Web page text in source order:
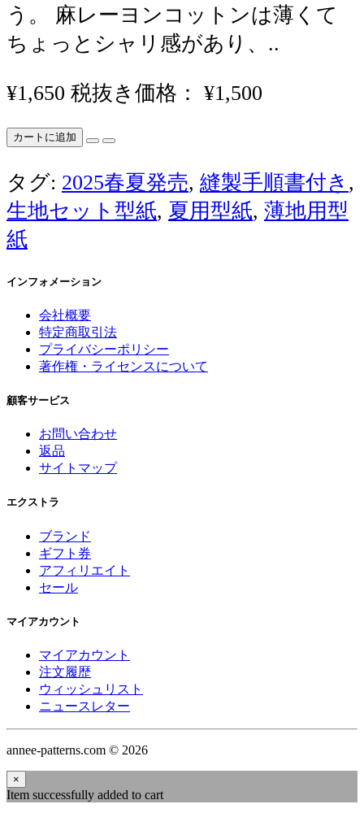
う。 麻レーヨンコットンは薄くて
ちょっとシャリ感があり、..
¥1,650 税抜き価格： ¥1,500
カートに追加
タグ: 2025春夏発売, 縫製手順書付き ,
生地セット型紙, 夏用型紙, 薄地用型
紙
インフォメーション
会社概要
特定商取引法
プライバシーポリシー
著作権・ライセンスについて
顧客サービス
お問い合わせ
返品
サイトマップ
エクストラ
ブランド
ギフト券
アフィリエイト
セール
マイアカウント
マイアカウント
注文履歴
ウィッシュリスト
ニュースレター
annee-patterns.com © 2026
×
Item successfully added to cart